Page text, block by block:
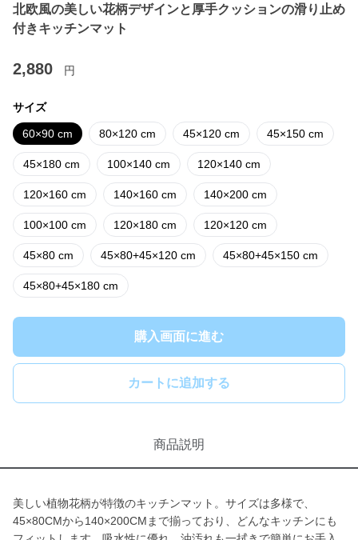
北欧風の美しい花柄デザインと厚手クッションの滑り止め
付きキッチンマット
2,880 円
サイズ
60×90 cm 80×120 cm 45×120 cm 45×150 cm
45×180 cm 100×140 cm 120×140 cm
120×160 cm 140×160 cm 140×200 cm
100×100 cm 120×180 cm 120×120 cm
45×80 cm 45×80+45×120 cm 45×80+45×150 cm
45×80+45×180 cm
購入画面に進む
カートに追加する
商品説明
美しい植物花柄が特徴のキッチンマット。サイズは多様で、
45×80CMから140×200CMまで揃っており、どんなキッチンにも